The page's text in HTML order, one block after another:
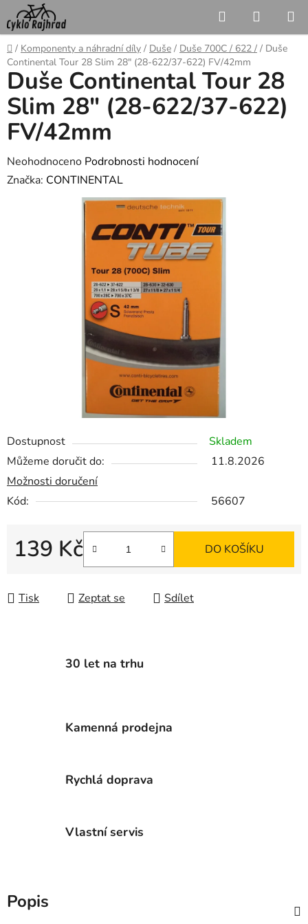
Přejít
na
obsah
Hledat
KOŠÍK
Domů
/ Komponenty a náhradní díly / Duše / Duše 700C / 622 / / Duše
Continental Tour 28 Slim 28" (28-622/37-622) FV/42mm
Dostupnost
Skladem
Můžeme doručit do:
11.8.2026
Možnosti doručení
Kód:
56607
139 Kč DO KOŠÍKU
Tisk Zeptat se Sdílet
Duše Continental Tour 28
Slim 28" (28-622/37-622)
FV/42mm
Průměrné
hodnocení
Neohodnoceno Podrobnosti hodnocení
Značka: CONTINENTAL
30 let na trhu
Kamenná prodejna
Rychlá doprava
Vlastní servis
Popis